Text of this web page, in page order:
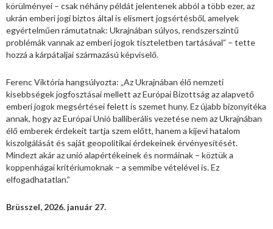
körülményei – csak néhány példát jelentenek abból a több ezer, az
ukrán emberi jogi biztos által is elismert jogsértésből, amelyek
egyértelműen rámutatnak: Ukrajnában súlyos, rendszerszintű
problémák vannak az emberi jogok tiszteletben tartásával” – tette
hozzá a kárpátaljai származású képviselő.
Ferenc Viktória hangsúlyozta: „Az Ukrajnában élő nemzeti
kisebbségek jogfosztásai mellett az Európai Bizottság az alapvető
emberi jogok megsértései felett is szemet huny. Ez újabb bizonyítéka
annak, hogy az Európai Unió balliberális vezetése nem az Ukrajnában
élő emberek érdekeit tartja szem előtt, hanem a kijevi hatalom
kiszolgálását és saját geopolitikai érdekeinek érvényesítését.
Mindezt akár az unió alapértékeinek és normáinak – köztük a
koppenhágai kritériumoknak – a semmibe vételével is. Ez
elfogadhatatlan.”
Brüsszel, 2026. január 27.